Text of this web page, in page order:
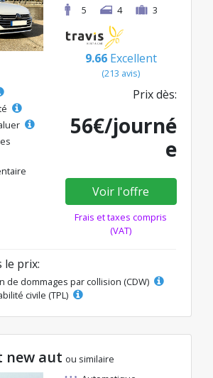
5
4 3
9.66 Excellent
(213 avis)
Prix dès:
56€/journé
e
Voir l'offre
Frais et taxes compris
(VAT)
le prix:
de dommages par collision (CDW)
civile (TPL)
new aut ou similaire